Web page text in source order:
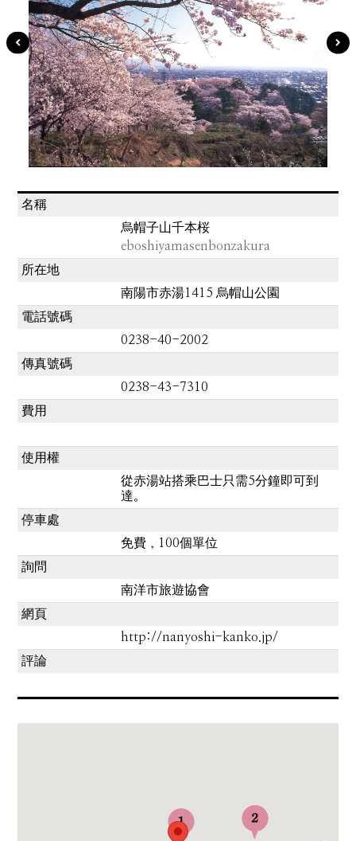
名稱
烏帽子山千本桜
eboshiyamasenbonzakura
所在地
南陽市赤湯1415 烏帽山公園
電話號碼
0238-40-2002
傳真號碼
0238-43-7310
費用
使用權
從赤湯站搭乘巴士只需5分鐘即可到
達。
停車處
免費，100個單位
詢問
南洋市旅遊協會
網頁
http://nanyoshi-kanko.jp/
評論